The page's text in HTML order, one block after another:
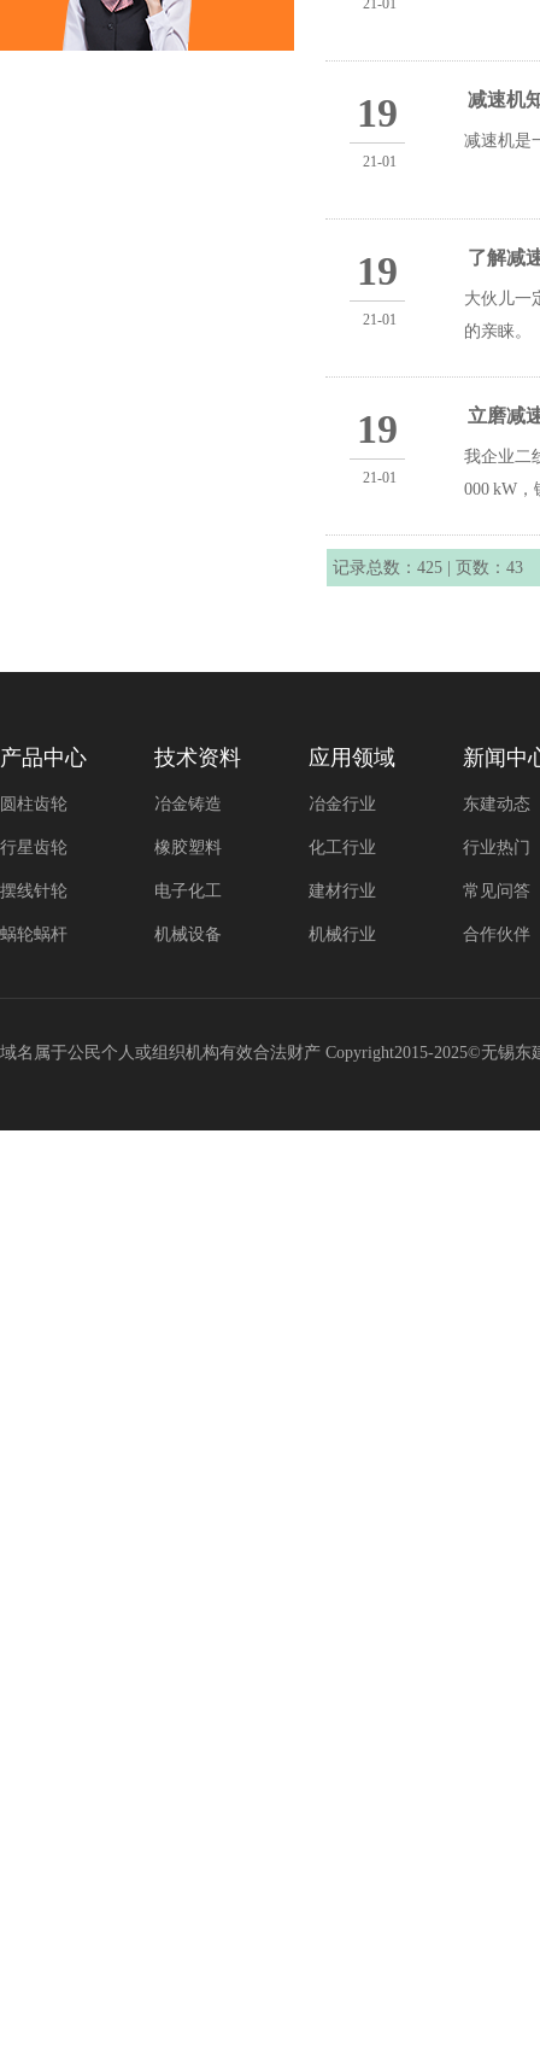
21-01
减速机
减速机是
19
21-01
了解减
大伙儿一
的亲睐。
19
21-01
立磨减
我企业二
000 kW，
19
21-01
记录总数：425 | 页数：43
产品中心
圆柱齿轮
行星齿轮
摆线针轮
蜗轮蜗杆
技术资料
冶金铸造
橡胶塑料
电子化工
机械设备
应用领域
冶金行业
化工行业
建材行业
机械行业
新闻中
东建动态
行业热门
常见问答
合作伙伴
域名属于公民个人或组织机构有效合法财产 Copyright2015-2025©无锡